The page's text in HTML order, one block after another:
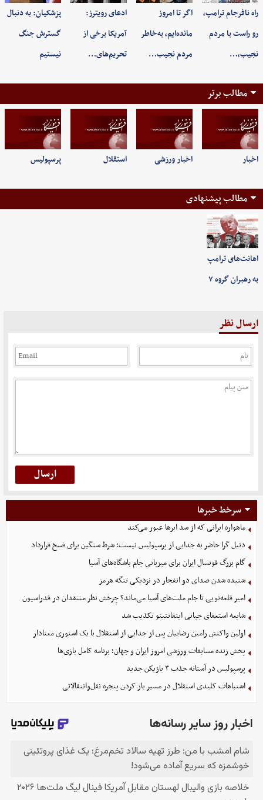
راه نافرجام ترامپ،
رو راست با مردم
نجیب،…
اگر تا امروز
مانده‌ایم، به‌خاطر
مردم نجیب…
ادعای رویترز:
آمریکا برخی از
تحریم‌های…
پزشکیان: به‌ دنبال
گسترش جنگ
نیستیم
مطالب برتر
اخبار اخبار ورزشی استقلال پرسپولیس
مطالب پیشنهادی
اهانت‌های ترامپ
به رهبران گروه ۷
ارسال نظر
سرخط خبرها
ماهواره ایرانی که از سد ابرها عبور می‌کند
دنیل گرا حاضر به جدایی از پرسپولیس نیست؛ شرط سنگین برای فسخ قرارداد
گام بزرگ فوتسال ایران برای میزبانی جام باشگاه‌های آسیا
شنیده شدن صدای دو انفجار در نزدیکی تنگه هرمز
امیر قلعه‌نویی تا جام ملت‌های آسیا می‌ماند؟ چرخش نظر منتقدان در فدراسیون
شایعه استعفای جیانی اینفانتینو تکذیب شد
اولین واکنش رامین رضاییان پس از جدایی از استقلال با یک استوری معنادار
پخش زنده مسابقات ورزشی امروز ایران و جهان؛ برنامه کامل بازی‌ها
پرسپولیس در آستانه جذب ۳ بازیکن جدید
اشتباهات کلیدی استقلال در مسیر باز کردن پنجره نقل‌وانتقالاتی